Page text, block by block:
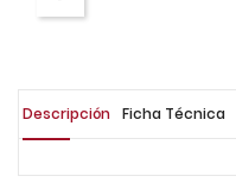
Descripción Ficha Técnica